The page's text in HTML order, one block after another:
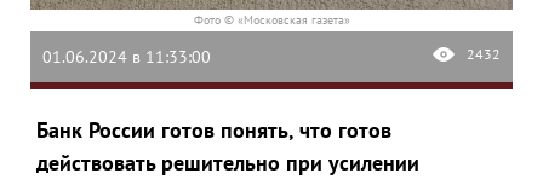
Фото © «Московская газета»
01.06.2024 в 11:33:00 2432
Банк России готов понять, что готов
действовать решительно при усилении